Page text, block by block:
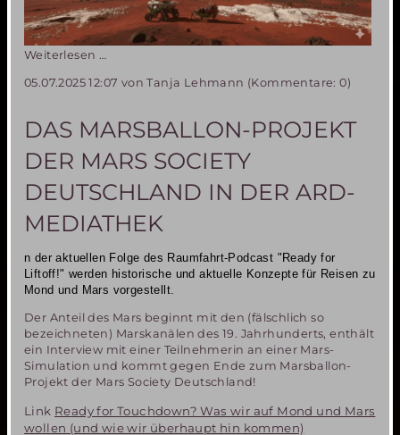
Weiterlesen …
05.07.2025 12:07 von Tanja Lehmann (Kommentare: 0)
DAS MARSBALLON-PROJEKT
DER MARS SOCIETY
DEUTSCHLAND IN DER ARD-
MEDIATHEK
n der aktuellen Folge des Raumfahrt-Podcast "Ready for
Liftoff!" werden historische und aktuelle Konzeptefür Reisen zu
Mond und Mars vorgestellt.
Der Anteil des Mars beginnt mit den (fälschlich so
bezeichneten) Marskanälen des 19. Jahrhunderts, enthält
ein Interview mit einer Teilnehmerin an einer Mars-
Simulation und kommt gegen Ende zum Marsballon-
Projekt der Mars Society Deutschland!
Link Ready for Touchdown? Was wir auf Mond und Mars
wollen (und wie wir überhaupt hin kommen)